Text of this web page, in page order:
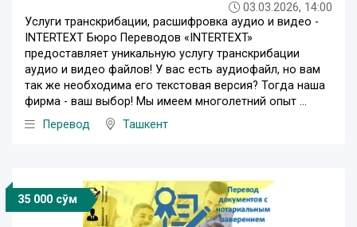
03.03.2026, 14:00
Услуги транскрибации, расшифровка аудио и видео -
INTERTEXT Бюро Переводов «INTERTEXT»
предоставляет уникальную услугу транскрибации
аудио и видео файлов! У вас есть аудиофайл, но вам
так же необходима его текстовая версия? Тогда наша
фирма - ваш выбор! Мы имеем многолетний опыт ...
Перевод
Ташкент
35 000 сўм